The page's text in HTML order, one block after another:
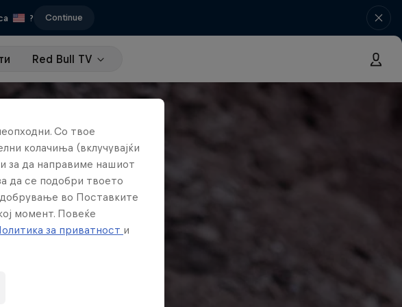
? Continue
Red Bull TV
Со твое
колачиња (вклучувајќи
за да направиме нашиот
да се подобри твоето
во Поставките
момент. Повеќе
за приватност и